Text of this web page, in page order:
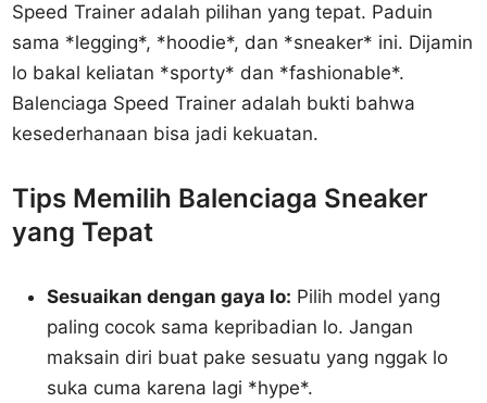
Speed Trainer adalah pilihan yang tepat. Paduin
sama *legging*, *hoodie*, dan *sneaker* ini. Dijamin
lo bakal keliatan *sporty* dan *fashionable*.
Balenciaga Speed Trainer adalah bukti bahwa
kesederhanaan bisa jadi kekuatan.
Tips Memilih Balenciaga Sneaker
yang Tepat
Sesuaikan dengan gaya lo: Pilih model yang
paling cocok sama kepribadian lo. Jangan
maksain diri buat pake sesuatu yang nggak lo
suka cuma karena lagi *hype*.